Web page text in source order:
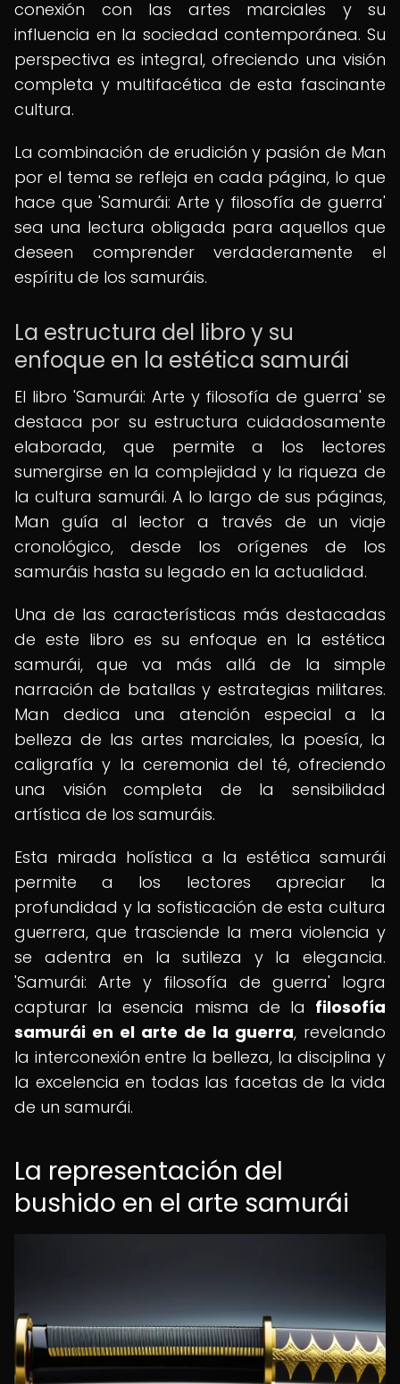
conexión con las artes marciales y su
influencia en la sociedad contemporánea. Su
perspectiva es integral, ofreciendo una visión
completa y multifacética de esta fascinante
cultura.
La combinación de erudición y pasión de Man
por el tema se refleja en cada página, lo que
hace que 'Samurái: Arte y filosofía de guerra'
sea una lectura obligada para aquellos que
deseen comprender verdaderamente el
espíritu de los samuráis.
La estructura del libro y su
enfoque en la estética samurái
El libro 'Samurái: Arte y filosofía de guerra' se
destaca por su estructura cuidadosamente
elaborada, que permite a los lectores
sumergirse en la complejidad y la riqueza de
la cultura samurái. A lo largo de sus páginas,
Man guía al lector a través de un viaje
cronológico, desde los orígenes de los
samuráis hasta su legado en la actualidad.
Una de las características más destacadas
de este libro es su enfoque en la estética
samurái, que va más allá de la simple
narración de batallas y estrategias militares.
Man dedica una atención especial a la
belleza de las artes marciales, la poesía, la
caligrafía y la ceremonia del té, ofreciendo
una visión completa de la sensibilidad
artística de los samuráis.
Esta mirada holística a la estética samurái
permite a los lectores apreciar la
profundidad y la sofisticación de esta cultura
guerrera, que trasciende la mera violencia y
se adentra en la sutileza y la elegancia.
'Samurái: Arte y filosofía de guerra' logra
capturar la esencia misma de la filosofía
samurái en el arte de la guerra, revelando
la interconexión entre la belleza, la disciplina y
la excelencia en todas las facetas de la vida
de un samurái.
La representación del
bushido en el arte samurái